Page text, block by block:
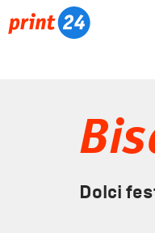
Dolci